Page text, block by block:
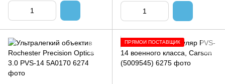
ПРЯМОЙ ПОСТАВЩИК